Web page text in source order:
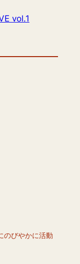
vol.1
のびやかに活動